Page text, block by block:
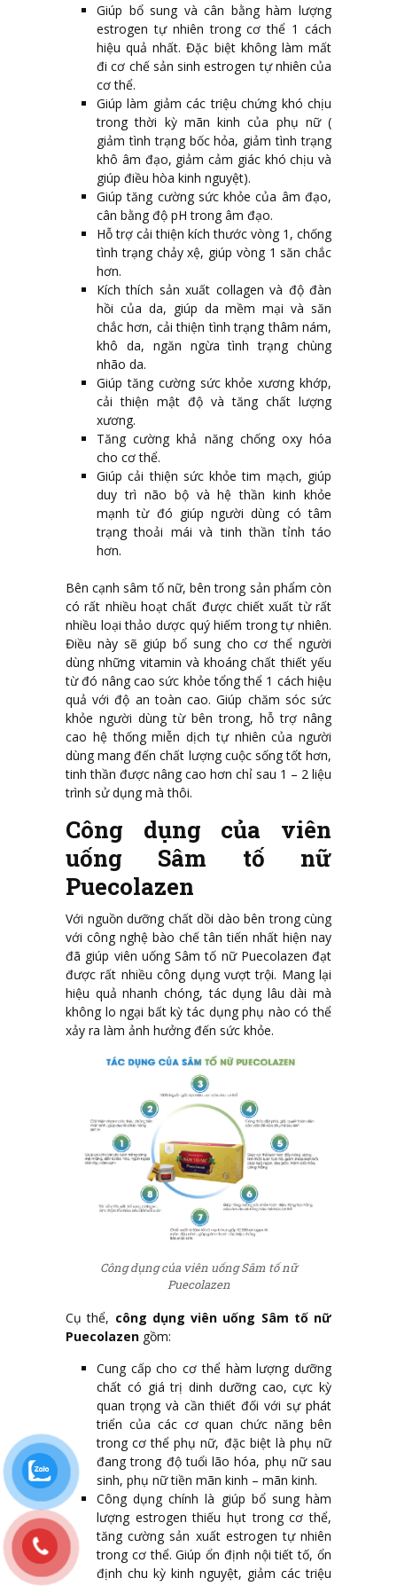
Giúp bổ sung và cân bằng hàm lượng
estrogen tự nhiên trong cơ thể 1 cách
hiệu quả nhất. Đặc biệt không làm mất
đi cơ chế sản sinh estrogen tự nhiên của
cơ thể.
Giúp làm giảm các triệu chứng khó chịu
trong thời kỳ mãn kinh của phụ nữ (
giảm tình trạng bốc hỏa, giảm tình trạng
khô âm đạo, giảm cảm giác khó chịu và
giúp điều hòa kinh nguyệt).
Giúp tăng cường sức khỏe của âm đạo,
cân bằng độ pH trong âm đạo.
Hỗ trợ cải thiện kích thước vòng 1, chống
tình trạng chảy xệ, giúp vòng 1 săn chắc
hơn.
Kích thích sản xuất collagen và độ đàn
hồi của da, giúp da mềm mại và săn
chắc hơn, cải thiện tình trạng thâm nám,
khô da, ngăn ngừa tình trạng chùng
nhão da.
Giúp tăng cường sức khỏe xương khớp,
cải thiện mật độ và tăng chất lượng
xương.
Tăng cường khả năng chống oxy hóa
cho cơ thể.
Giúp cải thiện sức khỏe tim mạch, giúp
duy trì não bộ và hệ thần kinh khỏe
mạnh từ đó giúp người dùng có tâm
trạng thoải mái và tinh thần tỉnh táo
hơn.
Bên cạnh sâm tố nữ, bên trong sản phẩm còn
có rất nhiều hoạt chất được chiết xuất từ rất
nhiều loại thảo dược quý hiếm trong tự nhiên.
Điều này sẽ giúp bổ sung cho cơ thể người
dùng những vitamin và khoáng chất thiết yếu
từ đó nâng cao sức khỏe tổng thể 1 cách hiệu
quả với độ an toàn cao. Giúp chăm sóc sức
khỏe người dùng từ bên trong, hỗ trợ nâng
cao hệ thống miễn dịch tự nhiên của người
dùng mang đến chất lượng cuộc sống tốt hơn,
tinh thần được nâng cao hơn chỉ sau 1 – 2 liệu
trình sử dụng mà thôi.
Công dụng của viên
uống Sâm tố nữ
Puecolazen
Với nguồn dưỡng chất dồi dào bên trong cùng
với công nghệ bào chế tân tiến nhất hiện nay
đã giúp viên uống Sâm tố nữ Puecolazen đạt
được rất nhiều công dụng vượt trội. Mang lại
hiệu quả nhanh chóng, tác dụng lâu dài mà
không lo ngại bất kỳ tác dụng phụ nào có thể
xảy ra làm ảnh hưởng đến sức khỏe.
Công dụng của viên uống Sâm tố nữ
Puecolazen
Cụ thể, công dụng viên uống Sâm tố nữ
Puecolazen gồm:
Cung cấp cho cơ thể hàm lượng dưỡng
chất có giá trị dinh dưỡng cao, cực kỳ
quan trọng và cần thiết đối với sự phát
triển của các cơ quan chức năng bên
trong cơ thể phụ nữ, đặc biệt là phụ nữ
đang trong độ tuổi lão hóa, phụ nữ sau
sinh, phụ nữ tiền mãn kinh – mãn kinh.
Công dụng chính là giúp bổ sung hàm
lượng estrogen thiếu hụt trong cơ thể,
tăng cường sản xuất estrogen tự nhiên
trong cơ thể. Giúp ổn định nội tiết tố, ổn
định chu kỳ kinh nguyệt, giảm các triệu